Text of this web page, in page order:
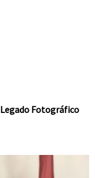
Legado Fotográfico